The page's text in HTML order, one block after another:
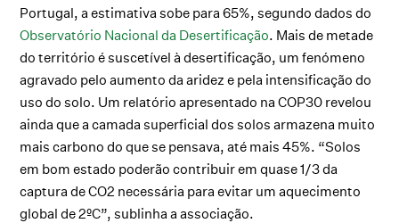
Portugal, a estimativa sobe para 65%, segundo dados do
Observatório Nacional da Desertificação. Mais de metade
do território é suscetível à desertificação, um fenómeno
agravado pelo aumento da aridez e pela intensificação do
uso do solo. Um relatório apresentado na COP30 revelou
ainda que a camada superficial dos solos armazena muito
mais carbono do que se pensava, até mais 45%. “Solos
em bom estado poderão contribuir em quase 1/3 da
captura de CO2 necessária para evitar um aquecimento
global de 2ºC”, sublinha a associação.